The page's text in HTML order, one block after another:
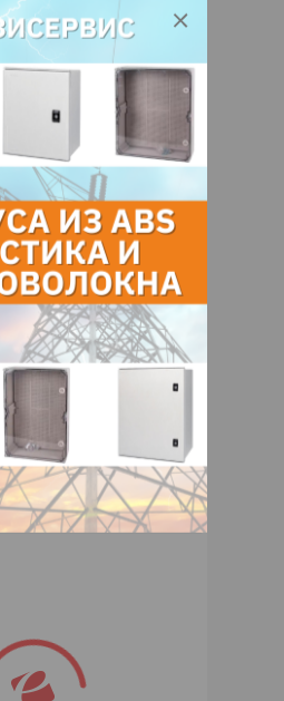
в пазу
отсутствие
колпачка (открывать с
перемещается в
устойчивое к
галогенов
заказ с помощью
и мы подберем для
компанию